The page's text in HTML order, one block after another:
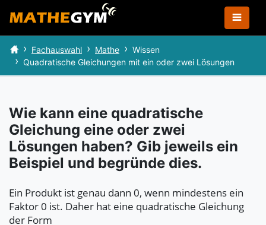
Fachauswahl Mathe
Wissen
Quadratische Gleichungen mit ein oder zwei Lösungen
Wie kann eine quadratische
Gleichung eine oder zwei
Lösungen haben? Gib jeweils ein
Beispiel und begründe dies.
Ein Produkt ist genau dann 0, wenn mindestens ein
Faktor 0 ist. Daher hat eine quadratische Gleichung
der Form